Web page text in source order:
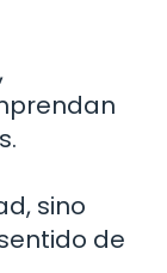
sino
de